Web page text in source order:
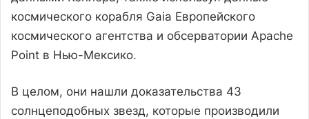
космического корабля Gaia Европейского
космического агентства и обсерватории Apache
Point в Нью-Мексико.
В целом, они нашли доказательства 43
солнцеподобных звезд, которые производили